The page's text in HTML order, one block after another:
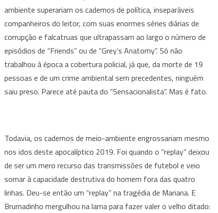
ambiente superariam os cadernos de política, inseparáveis
companheiros do leitor, com suas enormes séries diárias de
corrupção e falcatruas que ultrapassam ao largo o número de
episódios de “Friends” ou de “Grey’s Anatomy”. Só não
trabalhou à época a cobertura policial, já que, da morte de 19
pessoas e de um crime ambiental sem precedentes, ninguém
saiu preso. Parece até pauta do “Sensacionalista”. Mas é fato.
Todavia, os cadernos de meio-ambiente engrossariam mesmo
nos idos deste apocalíptico 2019. Foi quando o “replay” deixou
de ser um mero recurso das transmissões de futebol e veio
somar à capacidade destrutiva do homem fora das quatro
linhas. Deu-se então um “replay” na tragédia de Mariana. E
Brumadinho mergulhou na lama para fazer valer o velho ditado: